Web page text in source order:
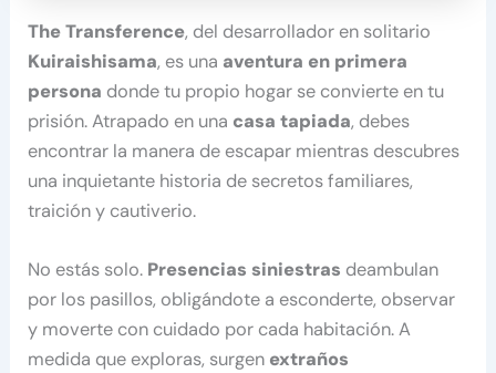
The Transference, del desarrollador en solitario
Kuiraishisama, es una aventura en primera
persona donde tu propio hogar se convierte en tu
prisión. Atrapado en una casa tapiada, debes
encontrar la manera de escapar mientras descubres
una inquietante historia de secretos familiares,
traición y cautiverio.
No estás solo. Presencias siniestras deambulan
por los pasillos, obligándote a esconderte, observar
y moverte con cuidado por cada habitación. A
medida que exploras, surgen extraños